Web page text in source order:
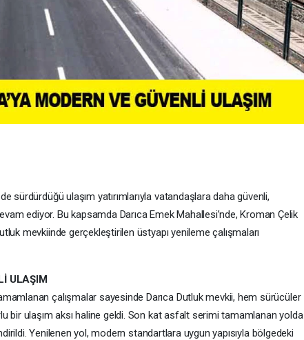
sürdürdüğü ulaşım yatırımlarıyla vatandaşlara daha güvenli,
ediyor. Bu kapsamda Darıca Emek Mahallesi’nde, Kroman Çelik
mevkiinde gerçekleştirilen üstyapı yenileme çalışmaları
ULAŞIM
çalışmalar sayesinde Darıca Dutluk mevkii, hem sürücüler
bir ulaşım aksı haline geldi. Son kat asfalt serimi tamamlanan yolda
Yenilenen yol, modern standartlara uygun yapısıyla bölgedeki